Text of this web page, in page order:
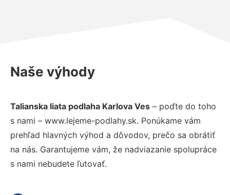
Naše výhody
Talianska liata podlaha Karlova Ves – poďte do toho
s nami – www.lejeme-podlahy.sk. Ponúkame vám
prehľad hlavných výhod a dôvodov, prečo sa obrátiť
na nás. Garantujeme vám, že nadviazanie spolupráce
s nami nebudete ľutovať.